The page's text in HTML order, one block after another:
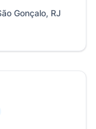
Gonçalo, RJ